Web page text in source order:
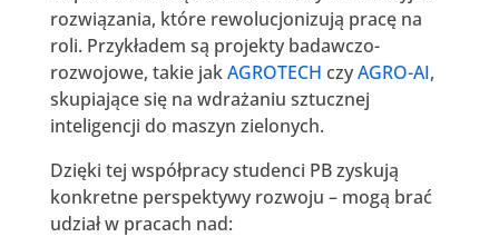
rozwiązania, które rewolucjonizują pracę na
roli. Przykładem są projekty badawczo-
rozwojowe, takie jakAGROTECH czyAGRO-AI,
skupiające się na wdrażaniu sztucznej
inteligencji do maszyn zielonych.
Dzięki tej współpracy studenci PB zyskują
konkretne perspektywy rozwoju – mogą brać
udział w pracach nad: